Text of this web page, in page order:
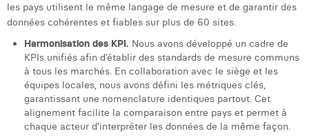
Lisa Protin
Lore Fierens
Lotte Vranckx
Louis Nassogne
Lucas Taels
les pays utilisent le même langage de mesure et de garantir des
données cohérentes et fiables sur plus de 60 sites.
Harmonisation des KPI. Nous avons développé un cadre de
KPIs unifiés afin d’établir des standards de mesure communs
à tous les marchés. En collaboration avec le siège et les
équipes locales, nous avons défini les métriques clés,
garantissant une nomenclature identiques partout. Cet
alignement facilite la comparaison entre pays et permet à
chaque acteur d’interpréter les données de la même façon.